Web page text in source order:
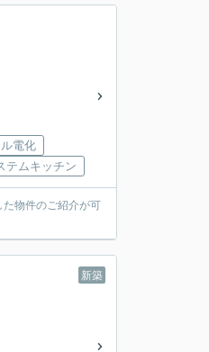
電化
テムキッチン
物件のご紹介が可
新築